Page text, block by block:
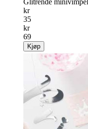
Glitrende
kr
35
kr
69
Kjøp